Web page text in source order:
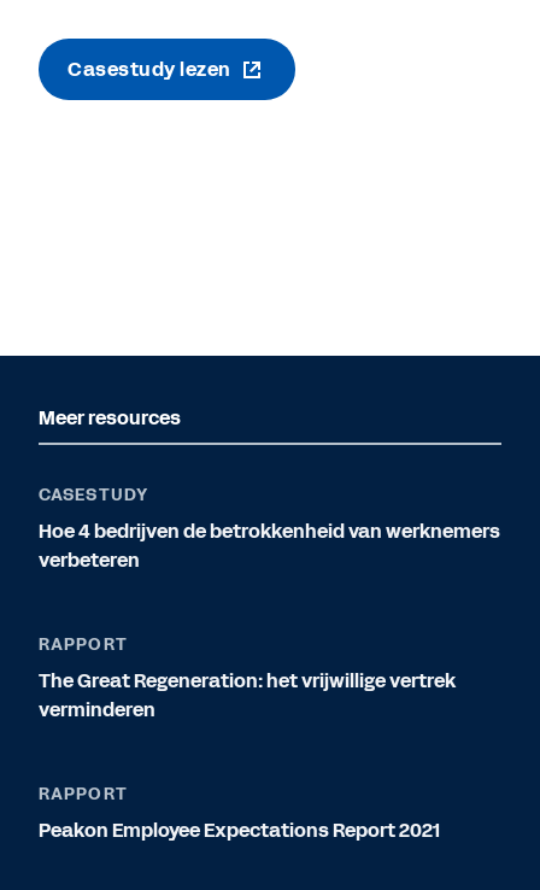
Casestudy lezen
Meer resources
CASESTUDY
Hoe 4 bedrijven de betrokkenheid van werknemers
verbeteren
RAPPORT
The Great Regeneration: het vrijwillige vertrek
verminderen
RAPPORT
Peakon Employee Expectations Report 2021